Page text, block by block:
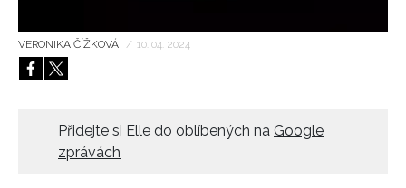
VERONIKA ČÍŽKOVÁ / 10. 04. 2024
Přidejte si Elle do oblíbených na Google
zprávách